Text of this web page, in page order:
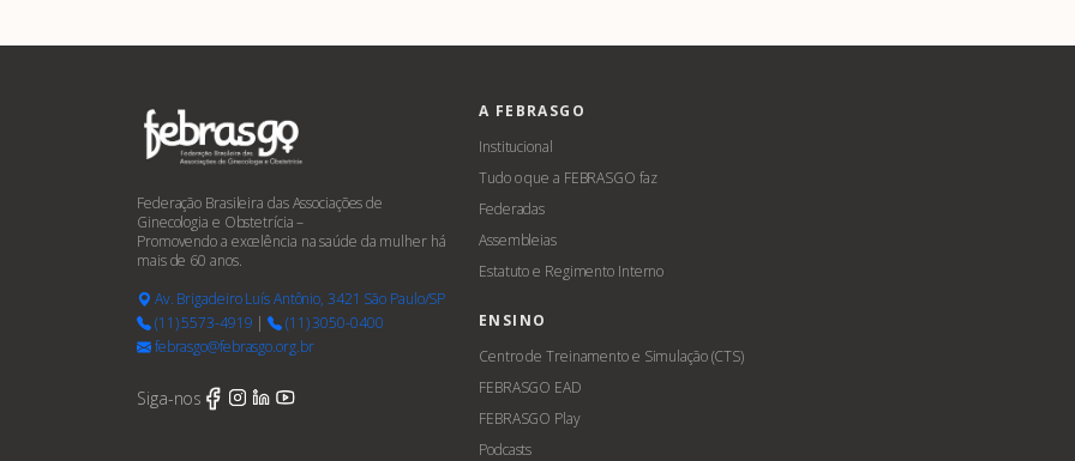
Federação Brasileira das Associações de
Ginecologia e Obstetrícia –
Promovendo a excelência na saúde da mulher há
mais de 60 anos.
Av. Brigadeiro Luís Antônio, 3421 São Paulo/SP
(11) 5573-4919 |
(11) 3050-0400
febrasgo@febrasgo.org.br
Siga-nos
A FEBRASGO
Institucional
Tudo o que a FEBRASGO faz
Federadas
Assembleias
Estatuto e Regimento Interno
ENSINO
Centro de Treinamento e Simulação (CTS)
FEBRASGO EAD
FEBRASGO Play
Podcasts